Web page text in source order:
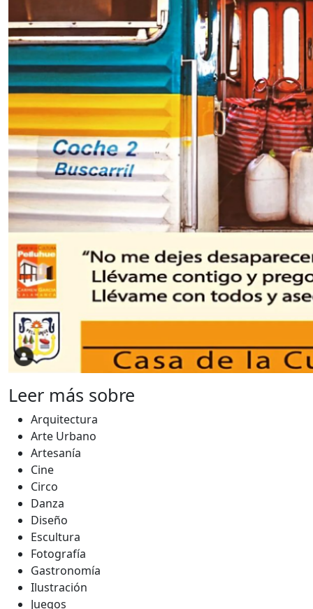
Leer más sobre
Arquitectura
Arte Urbano
Artesanía
Cine
Circo
Danza
Diseño
Escultura
Fotografía
Gastronomía
Ilustración
Juegos